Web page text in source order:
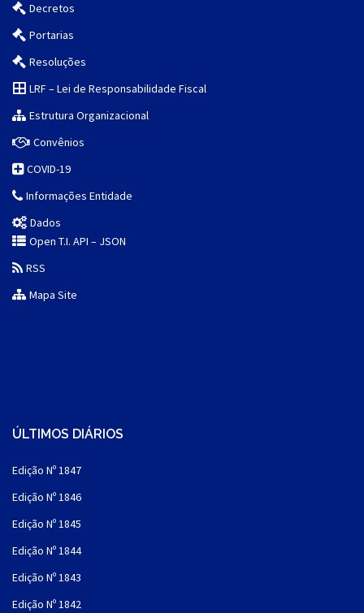
Decretos
Portarias
Resoluções
LRF – Lei de Responsabilidade Fiscal
Estrutura Organizacional
Convênios
COVID-19
Informações Entidade
Dados
Open T.I. API – JSON
RSS
Mapa Site
ÚLTIMOS DIÁRIOS
Edição Nº 1847
Edição Nº 1846
Edição Nº 1845
Edição Nº 1844
Edição Nº 1843
Edição Nº 1842